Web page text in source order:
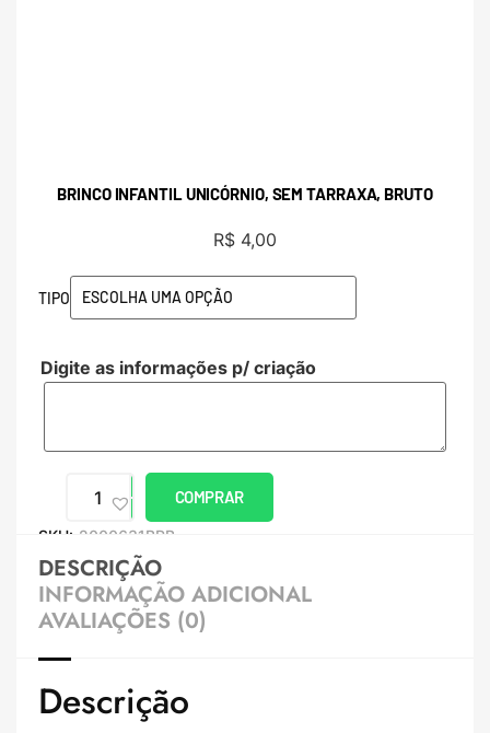
BRINCO INFANTIL UNICÓRNIO, SEM TARRAXA, BRUTO
R$ 4,00
TIPO
Digite as informações p/ criação
COMPRAR
SKU: 2000631BRB
DESCRIÇÃO
INFORMAÇÃO ADICIONAL
AVALIAÇÕES (0)
Descrição